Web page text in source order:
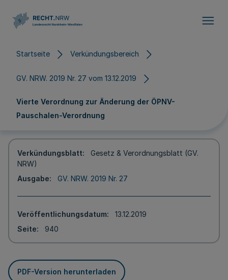
Startseite Verkündungsbereich
GV. NRW. 2019 Nr. 27 vom 13.12.2019
Vierte Verordnung zur Änderung der ÖPNV-
Pauschalen-Verordnung
Verkündungsblatt
Gesetz & Verordnungsblatt (GV.
NRW)
Ausgabe
GV. NRW. 2019 Nr. 27
Veröffentlichungsdatum
13.12.2019
Seite
940
PDF-Version herunterladen